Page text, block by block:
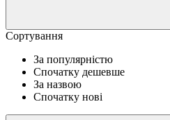
Сортування
За популярністю
Спочатку дешевше
За назвою
Спочатку нові